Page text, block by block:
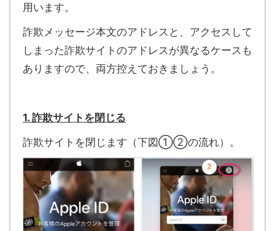
用います。
詐欺メッセージ本文のアドレスと、アクセスして
しまった詐欺サイトのアドレスが異なるケースも
ありますので、両方控えておきましょう。
1. 詐欺サイトを閉じる
詐欺サイトを閉じます（下図①②の流れ）。